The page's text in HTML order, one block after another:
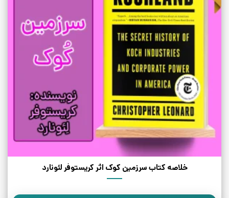
خلاصه کتاب سرزمین کوک اثر کریستوفر لئونارد